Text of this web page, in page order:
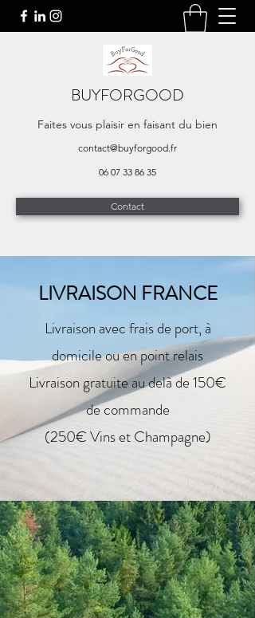
BUYFORGOOD
Faites vous plaisir en faisant du bien
contact@buyforgood.fr
06 07 33 86 35
Contact
LIVRAISON FRANCE
Livraison avec frais de port, à
domicile ou en point relais
Livraison gratuite au delà de 150€
de commande
(250€ Vins et Champagne)